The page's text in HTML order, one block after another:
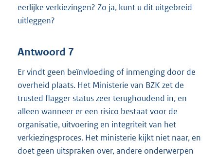
eerlijke verkiezingen? Zo ja, kunt u dit uitgebreid
uitleggen?
Antwoord 7
Er vindt geen beïnvloeding of inmenging door de
overheid plaats. Het Ministerie van BZK zet de
trusted flagger status zeer terughoudend in, en
alleen wanneer er een risico bestaat voor de
organisatie, uitvoering en integriteit van het
verkiezingsproces. Het ministerie kijkt niet naar, en
doet geen uitspraken over, andere onderwerpen